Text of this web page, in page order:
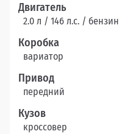
Двигатель
2.0 л / 146 л.c. / бензин
Коробка
вариатор
Привод
передний
Кузов
кроссовер